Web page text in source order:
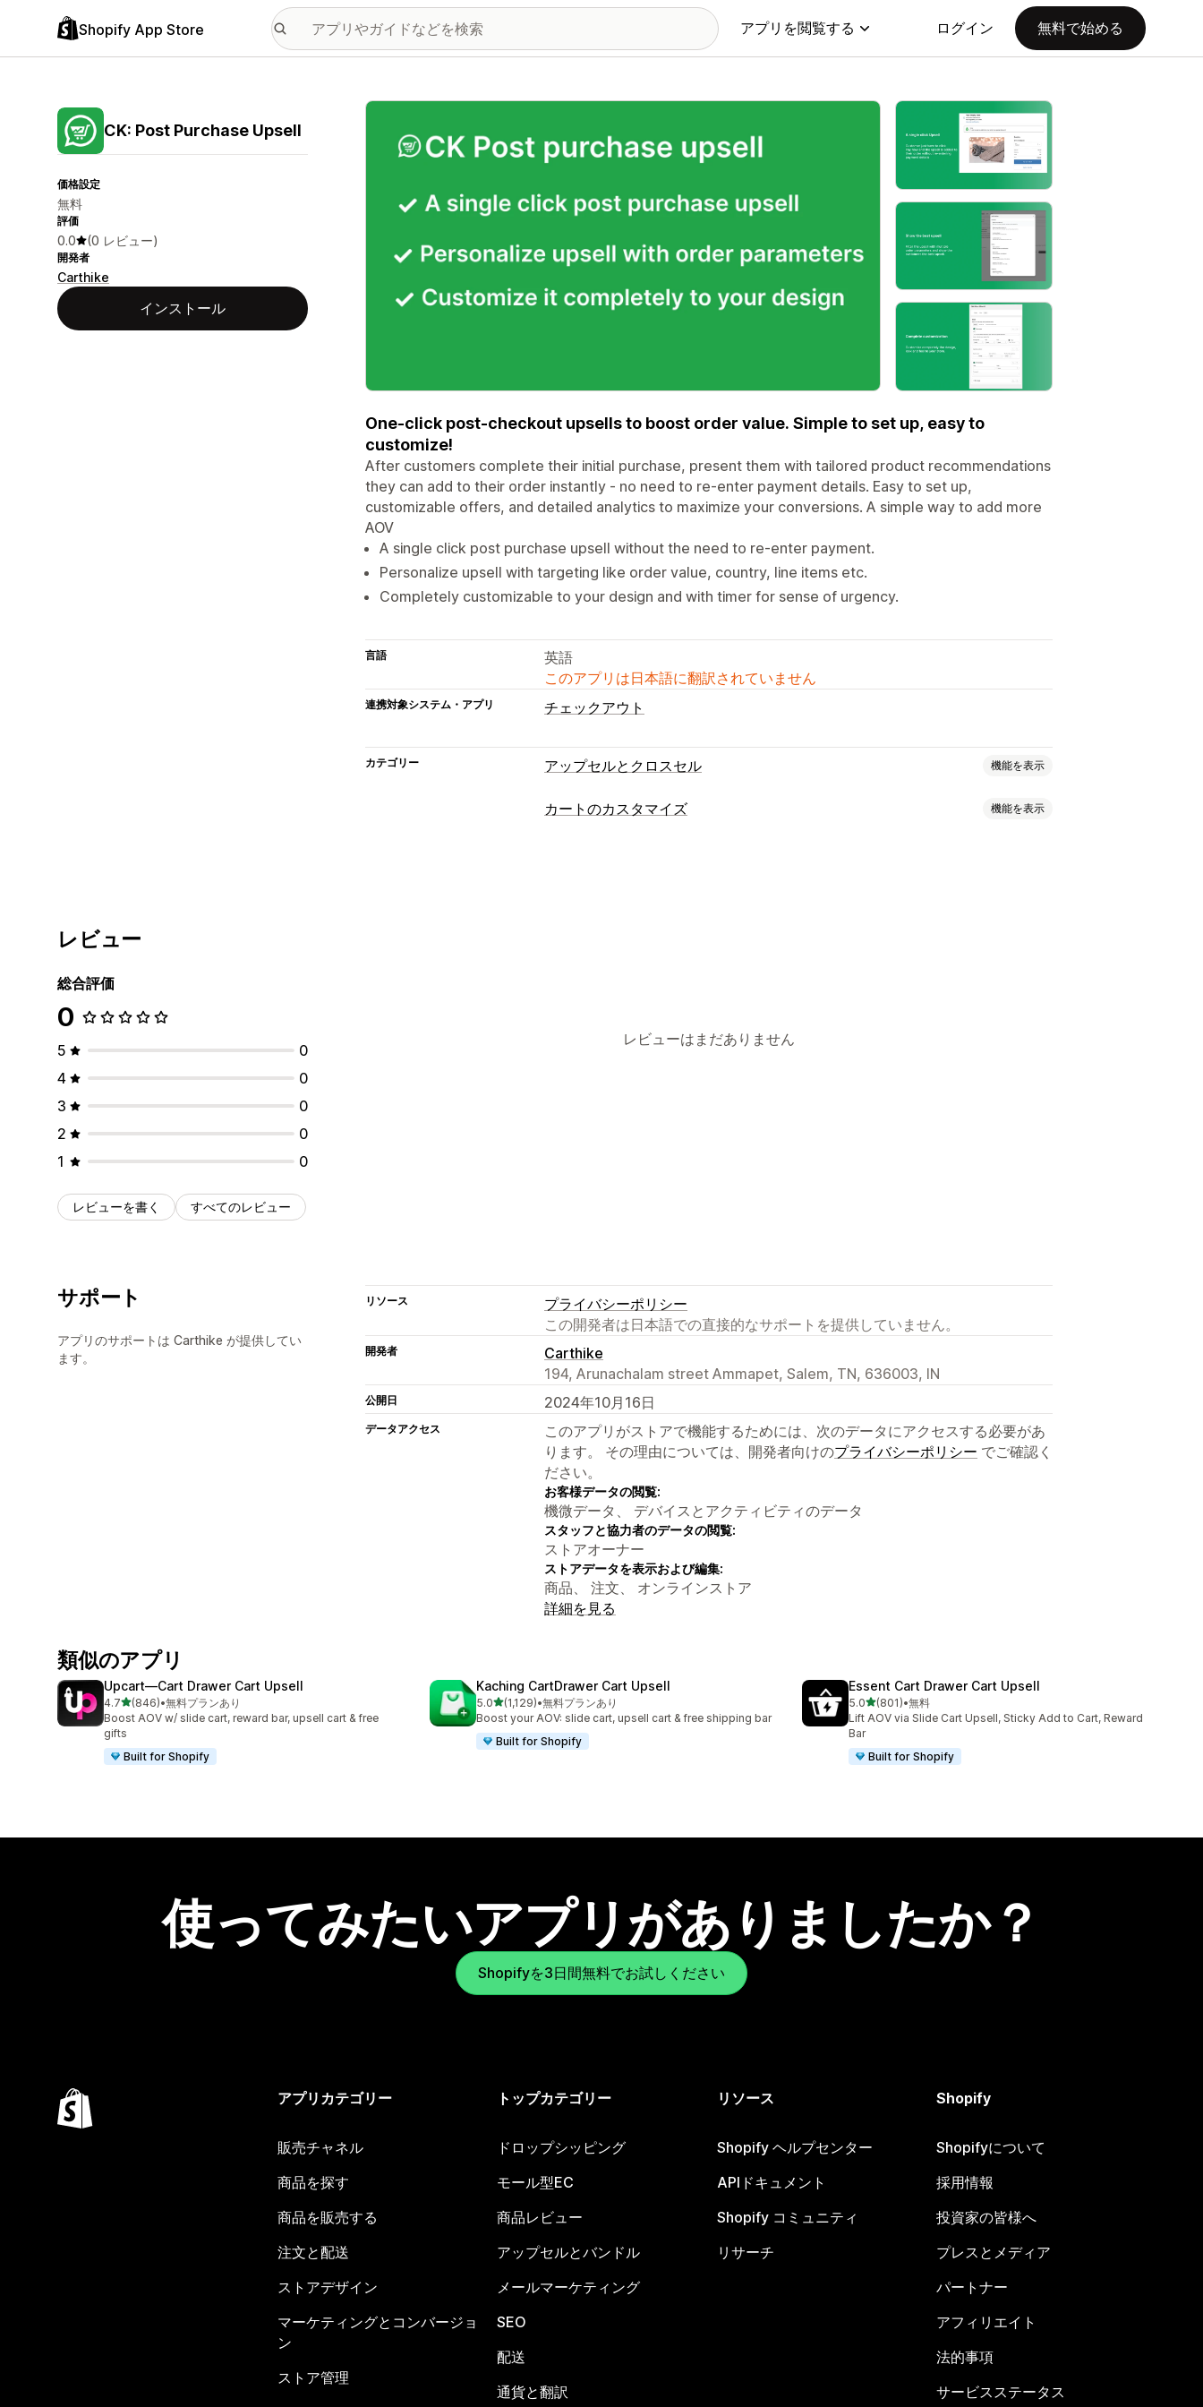
Shopify App Store アプリを閲覧する ログイン 無料で始める
CK: Post Purchase Upsell
価格設定
無料
評価
0.0 (0 レビュー)
開発者
Carthike
インストール
特集の画像ギャラリー
One-click post-checkout upsells to boost order value. Simple to set up, easy to
customize!
After customers complete their initial purchase, present them with tailored product recommendations
they can add to their order instantly - no need to re-enter payment details. Easy to set up,
customizable offers, and detailed analytics to maximize your conversions. A simple way to add more
AOV
A single click post purchase upsell without the need to re-enter payment.
Personalize upsell with targeting like order value, country, line items etc.
Completely customizable to your design and with timer for sense of urgency.
言語
英語
このアプリは日本語に翻訳されていません
連携対象システム・アプリ チェックアウト
カテゴリー アップセルとクロスセル 機能を表示
カスタマイズ
カートのカスタマイズ 機能を表示
レビュー
総合評価
0
5
0
4
0
3
0
2
0
1
0
レビューを書く すべてのレビュー
レビューはまだありません
サポート
アプリのサポートは Carthike が提供してい
ます。
リソース
プライバシーポリシー
この開発者は日本語での直接的なサポートを提供していません。
開発者
Carthike
194, Arunachalam street Ammapet, Salem, TN, 636003, IN
公開日 2024年10月16日
データアクセス
このアプリがストアで機能するためには、次のデータにアクセスする必要があ
ります。 その理由については、開発者向けのプライバシーポリシー でご確認く
ださい。
お客様データの閲覧:
機微データ、 デバイスとアクティビティのデータ
スタッフと協力者のデータの閲覧:
ストアオーナー
ストアデータを表示および編集:
商品、 注文、 オンラインストア
詳細を見る
類似のアプリ
Upcart—Cart Drawer Cart Upsell
4.75つ星中
(846)
合計レビュー数：846件
•無料プランあり
Boost AOV w/ slide cart, reward bar, upsell cart & free
gifts
Built for Shopify
Kaching CartDrawer Cart Upsell
5.05つ星中
(1,129)
合計レビュー数：1129件
•無料プランあり
Boost your AOV: slide cart, upsell cart & free shipping bar
Built for Shopify
Essent Cart Drawer Cart Upsell
5.05つ星中
(801)
合計レビュー数：801件
•無料
Lift AOV via Slide Cart Upsell, Sticky Add to Cart, Reward
Bar
Built for Shopify
使ってみたいアプリがありましたか？
Shopifyを3日間無料でお試しください
アプリカテゴリー
販売チャネル
商品を探す
商品を販売する
注文と配送
ストアデザイン
マーケティングとコンバージョ
ン
ストア管理
トップカテゴリー
ドロップシッピング
モール型EC
商品レビュー
アップセルとバンドル
メールマーケティング
SEO
配送
通貨と翻訳
リソース
Shopify ヘルプセンター
APIドキュメント
Shopify コミュニティ
リサーチ
Shopify
Shopifyについて
採用情報
投資家の皆様へ
プレスとメディア
パートナー
アフィリエイト
法的事項
サービスステータス